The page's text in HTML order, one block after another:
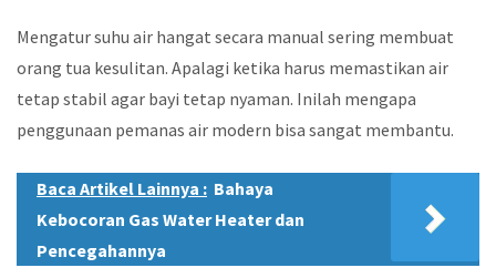
Mengatur suhu air hangat secara manual sering membuat
orang tua kesulitan. Apalagi ketika harus memastikan air
tetap stabil agar bayi tetap nyaman. Inilah mengapa
penggunaan pemanas air modern bisa sangat membantu.
Baca Artikel Lainnya : Bahaya
Kebocoran Gas Water Heater dan
Pencegahannya